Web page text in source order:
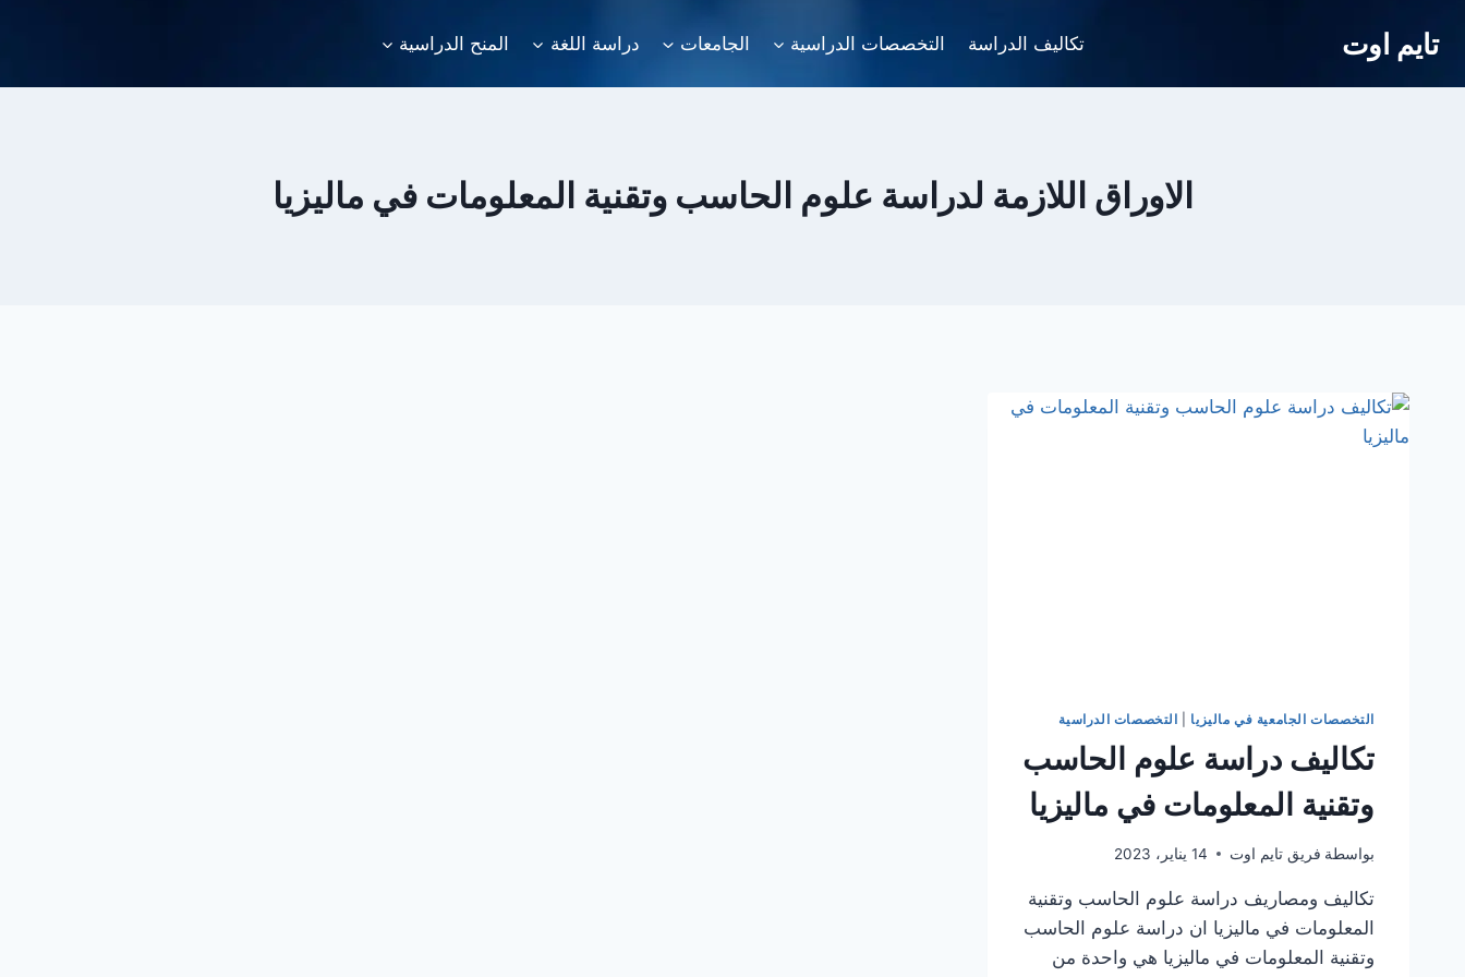
تايم اوت تكاليف الدراسة التخصصات الدراسية الجامعات دراسة اللغة المنح الدراسية
الاوراق اللازمة لدراسة علوم الحاسب وتقنية المعلومات في ماليزيا
التخصصات الجامعية في ماليزيا التخصصات الدراسية
تكاليف دراسة علوم الحاسب
وتقنية المعلومات في ماليزيا
بواسطة فريق تايم اوت 14 يناير، 2023
تكاليف ومصاريف دراسة علوم الحاسب وتقنية
المعلومات في ماليزيا ان دراسة علوم الحاسب
وتقنية المعلومات في ماليزيا هي واحدة من